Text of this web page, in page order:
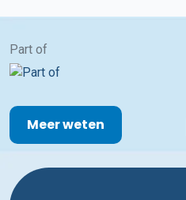
Part of
Meer weten